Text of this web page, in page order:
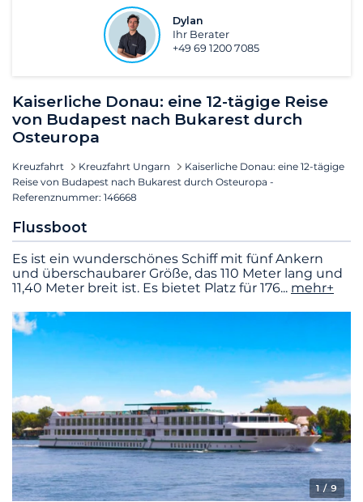
Kaiserliche Donau: eine 12-tägige Reise
von Budapest nach Bukarest durch
Osteuropa
Kreuzfahrt Kreuzfahrt Ungarn
Kaiserliche Donau: eine 12-tägige
Reise von Budapest nach Bukarest durch Osteuropa -
Referenznummer: 146668
Flussboot
Es ist ein wunderschönes Schiff mit fünf Ankern
und überschaubarer Größe, das 110 Meter lang und
11,40 Meter breit ist. Es bietet Platz für 176... mehr+
1/ 9
Dylan
Ihr Berater
+49 69 1200 7085